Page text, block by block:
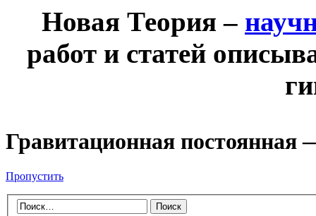
Новая Теория –
работ и статей
Гравитационная
Пропустить